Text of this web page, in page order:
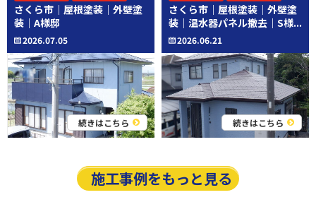
さくら市｜屋根塗装｜外壁塗
装｜A様邸
2026.07.05
続きはこちら
さくら市｜屋根塗装｜外壁塗
装｜温水器パネル撤去｜S様...
2026.06.21
続きはこちら
その他工事
施工事例をもっと見る